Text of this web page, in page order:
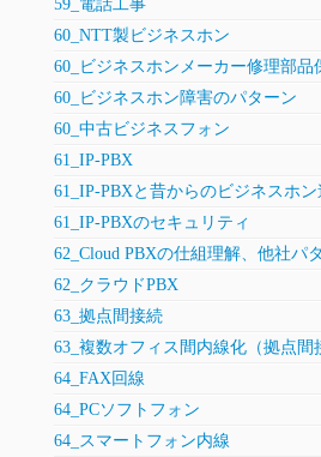
59_電話工事
60_NTT製ビジネスホン
60_ビジネスホンメーカー修理部品
60_ビジネスホン障害のパターン
60_中古ビジネスフォン
61_IP-PBX
61_IP-PBXと昔からのビジネスホ
61_IP-PBXのセキュリティ
62_Cloud PBXの仕組理解、他社パ
62_クラウドPBX
63_拠点間接続
63_複数オフィス間内線化（拠点間
64_FAX回線
64_PCソフトフォン
64_スマートフォン内線